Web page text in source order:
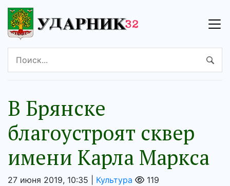
В Брянске
благоустроят сквер
имени Карла Маркса
27 июня 2019, 10:35 | Культура 119